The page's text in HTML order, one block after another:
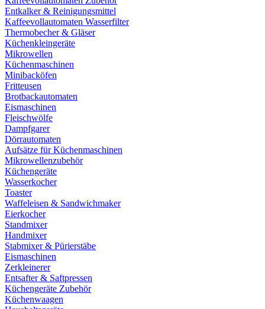
Entkalker & Reinigungsmittel
Kaffeevollautomaten Wasserfilter
Thermobecher & Gläser
Küchenkleingeräte
Mikrowellen
Küchenmaschinen
Minibacköfen
Fritteusen
Brotbackautomaten
Eismaschinen
Fleischwölfe
Dampfgarer
Dörrautomaten
Aufsätze für Küchenmaschinen
Mikrowellenzubehör
Küchengeräte
Wasserkocher
Toaster
Waffeleisen & Sandwichmaker
Eierkocher
Standmixer
Handmixer
Stabmixer & Pürierstäbe
Eismaschinen
Zerkleinerer
Entsafter & Saftpressen
Küchengeräte Zubehör
Küchenwaagen